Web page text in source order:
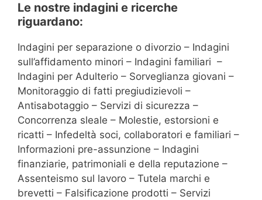
Le nostre indagini e ricerche
riguardano:
Indagini per separazione o divorzio – Indagini
sull’affidamento minori – Indagini familiari –
Indagini per Adulterio – Sorveglianza giovani –
Monitoraggio di fatti pregiudizievoli –
Antisabotaggio – Servizi di sicurezza –
Concorrenza sleale – Molestie, estorsioni e
ricatti – Infedeltà soci, collaboratori e familiari –
Informazioni pre-assunzione – Indagini
finanziarie, patrimoniali e della reputazione –
Assenteismo sul lavoro – Tutela marchi e
brevetti – Falsificazione prodotti – Servizi